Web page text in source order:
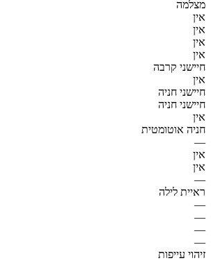
מצלמה
אין
אין
אין
אין
חיישני קרבה
אין
חיישני חניה
חיישני חניה
אין
חניה אוטומטית
—
אין
אין
—
ראיית לילה
—
—
—
—
זיהוי עייפות